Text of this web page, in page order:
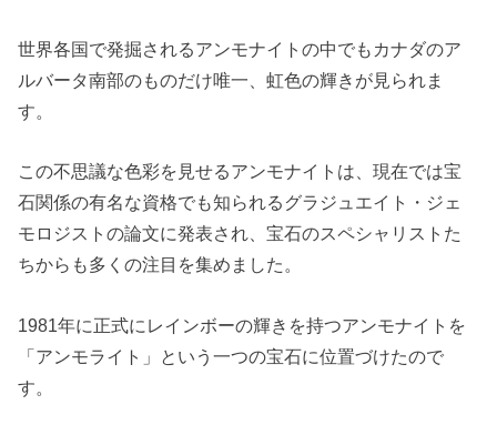
世界各国で発掘されるアンモナイトの中でもカナダのア
ルバータ南部のものだけ唯一、虹色の輝きが見られま
す。
この不思議な色彩を見せるアンモナイトは、現在では宝
石関係の有名な資格でも知られるグラジュエイト・ジェ
モロジストの論文に発表され、宝石のスペシャリストた
ちからも多くの注目を集めました。
1981年に正式にレインボーの輝きを持つアンモナイトを
「アンモライト」という一つの宝石に位置づけたので
す。